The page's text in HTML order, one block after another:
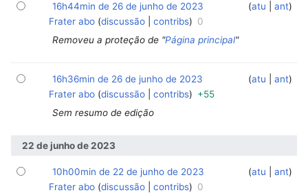
atu ant
16h44min de 26 de junho de 2023
Frater abo discussão contribs
0
Removeu a proteção de "Página principal"
atu ant
16h36min de 26 de junho de 2023
Frater abo discussão contribs
+55
Sem resumo de edição
22 de junho de 2023
atu ant
10h00min de 22 de junho de 2023
Frater abo discussão contribs
0